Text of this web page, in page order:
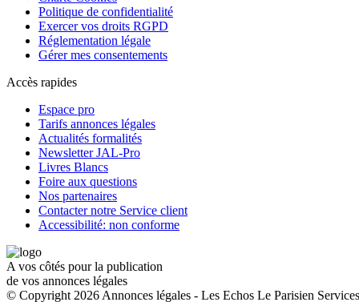
Politique de confidentialité
Exercer vos droits RGPD
Réglementation légale
Gérer mes consentements
Accès rapides
Espace pro
Tarifs annonces légales
Actualités formalités
Newsletter JAL-Pro
Livres Blancs
Foire aux questions
Nos partenaires
Contacter notre Service client
Accessibilité: non conforme
A vos côtés pour la publication
de vos annonces légales
© Copyright 2026 Annonces légales - Les Echos Le Parisien